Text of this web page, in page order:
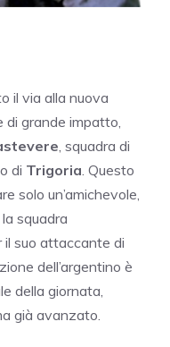
il via alla nuova
di grande impatto,
, squadra di
di Trigoria. Questo
solo un’amichevole,
squadra
il suo attaccante di
dell’argentino è
della giornata,
già avanzato.